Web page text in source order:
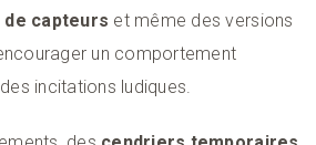
capteurs et même des versions
un comportement
incitations ludiques.